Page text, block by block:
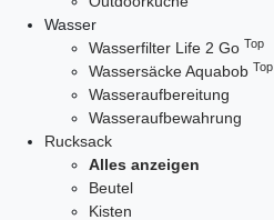
Wasser
Wasserfilter Life 2 Go Top
Wassersäcke Aquabob Top
Wasseraufbereitung
Wasseraufbewahrung
Rucksack
Alles anzeigen
Beutel
Kisten